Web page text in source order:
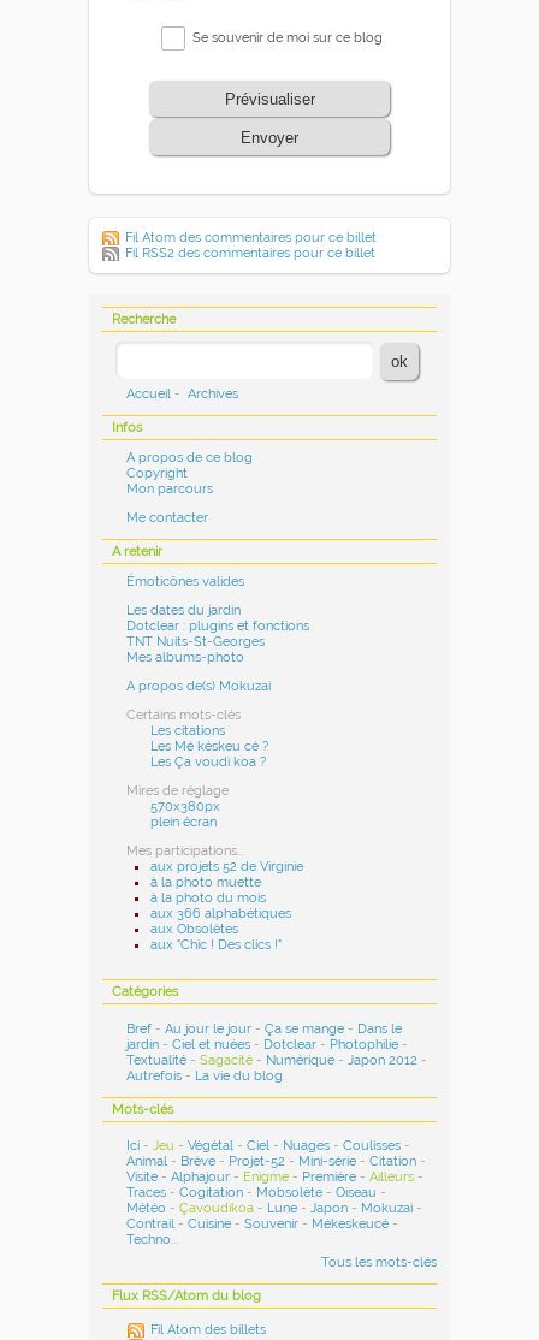
Se souvenir de moi sur ce blog
Prévisualiser
Envoyer
Fil Atom des commentaires pour ce billet
Fil RSS2 des commentaires pour ce billet
Recherche
Accueil - Archives
Infos
A propos de ce blog
Copyright
Mon parcours
Me contacter
A retenir
Émoticônes valides
Les dates du jardin
Dotclear : plugins et fonctions
TNT Nuits-St-Georges
Mes albums-photo
A propos de(s) Mokuzai
Certains mots-clés
Les citations
Les Mé késkeu cé ?
Les Ça voudi koa ?
Mires de réglage
570x380px
plein écran
Mes participations...
aux projets 52 de Virginie
à la photo muette
à la photo du mois
aux 366 alphabétiques
aux Obsolètes
aux "Chic ! Des clics !"
Catégories
Bref -Au jour le jour -Ça se mange - Dans le
jardin -Ciel et nuées - Dotclear - Photophilie -
Textualité -Sagacité - Numérique -Japon 2012 -
Autrefois - La vie du blog.
Mots-clés
Ici -Jeu -Végétal -Ciel - Nuages -Coulisses -
Animal - Brève - Projet-52 - Mini-série -Citation -
Visite -Alphajour - Enigme - Première -Ailleurs -
Traces -Cogitation - Mobsolète -Oiseau -
Météo -Çavoudikoa - Lune -Japon - Mokuzai -
Contrail -Cuisine -Souvenir - Mékeskeucé -
Techno...
Tous les mots-clés
Flux RSS/Atom du blog
Fil Atom des billets